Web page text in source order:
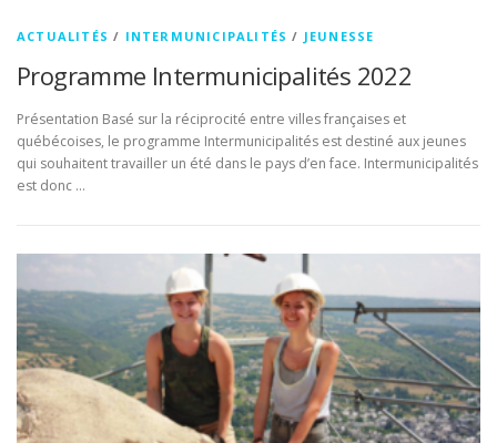
ACTUALITÉS / INTERMUNICIPALITÉS / JEUNESSE
Programme Intermunicipalités 2022
Présentation Basé sur la réciprocité entre villes françaises et
québécoises, le programme Intermunicipalités est destiné aux jeunes
qui souhaitent travailler un été dans le pays d’en face. Intermunicipalités
est donc …